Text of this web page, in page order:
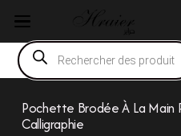
Recherche
de
produits
Pochette Brodée À La Main
Calligraphie